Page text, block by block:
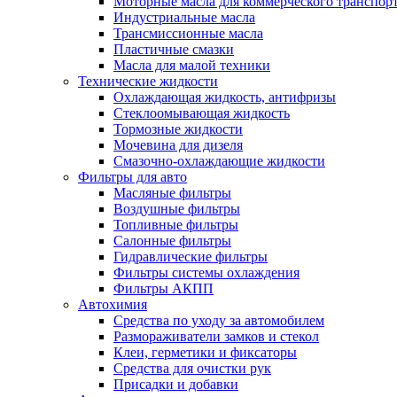
Индустриальные масла
Трансмиссионные масла
Пластичные смазки
Масла для малой техники
Технические жидкости
Охлаждающая жидкость, антифризы
Стеклоомывающая жидкость
Тормозные жидкости
Мочевина для дизеля
Смазочно-охлаждающие жидкости
Фильтры для авто
Масляные фильтры
Воздушные фильтры
Топливные фильтры
Салонные фильтры
Гидравлические фильтры
Фильтры системы охлаждения
Фильтры АКПП
Автохимия
Средства по уходу за автомобилем
Размораживатели замков и стекол
Клеи, герметики и фиксаторы
Средства для очистки рук
Присадки и добавки